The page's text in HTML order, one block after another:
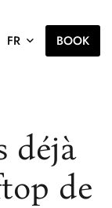
FR BOOK
déjà
de